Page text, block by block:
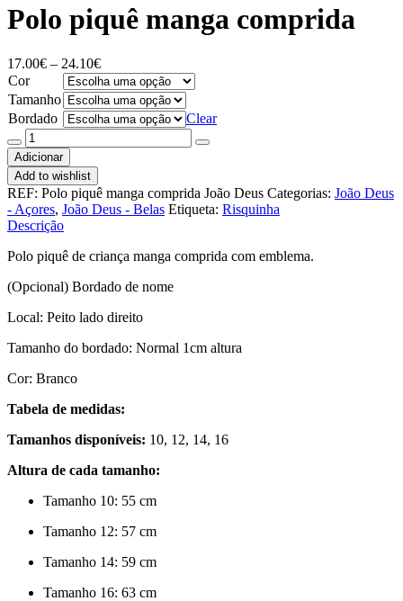
Polo piquê manga comprida
17.00€ – 24.10€Price
range:
17.00€
through
24.10€
Cor
Tamanho
Bordado
Clear
Quantidade
de
Polo
piquê
manga
comprida
Adicionar
Add to wishlist
REF: Polo piquê manga comprida João Deus Categorias: João Deus
- Açores, João Deus - Belas Etiqueta: Risquinha
Descrição
Polo piquê de criança manga comprida com emblema.
(Opcional) Bordado de nome
Local: Peito lado direito
Tamanho do bordado: Normal 1cm altura
Cor: Branco
Tabela de medidas:
Tamanhos disponíveis: 10, 12, 14, 16
Altura de cada tamanho:
Tamanho 10: 55 cm
Tamanho 12: 57 cm
Tamanho 14: 59 cm
Tamanho 16: 63 cm